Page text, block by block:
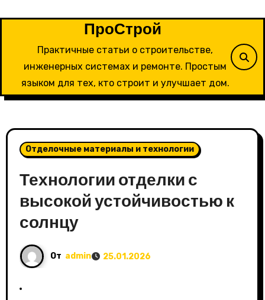
ПроСтрой
Практичные статьи о строительстве,
инженерных системах и ремонте. Простым
языком для тех, кто строит и улучшает дом.
Отделочные материалы и технологии
Технологии отделки с
высокой устойчивостью к
солнцу
От admin 25.01.2026